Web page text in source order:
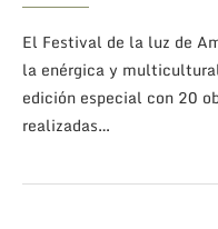
El Festival de la luz de
la enérgica y
edición especial con 20
realizadas…